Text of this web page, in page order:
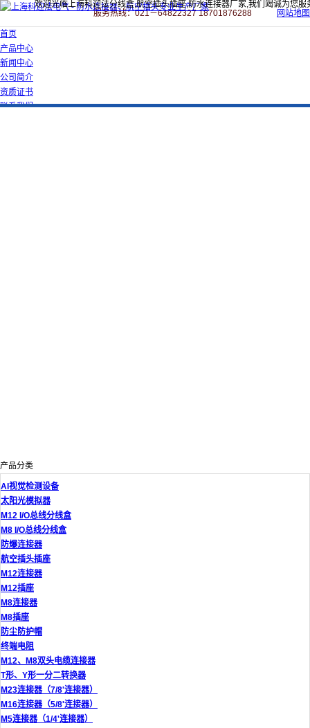
欢迎光临上海科迎法分线盒,航空插头插座,防水连接器厂家,我们竭诚为您服
服务热线：021－64822327 18701876288
网站地图
首页
产品中心
新闻中心
公司简介
资质证书
联系我们
产品分类
AI视觉检测设备
太阳光模拟器
M12 I/O总线分线盒
M8 I/O总线分线盒
防爆连接器
航空插头插座
M12连接器
M12插座
M8连接器
M8插座
防尘防护帽
终端电阻
M12、M8双头电缆连接器
T形、Y形一分二转换器
M23连接器（7/8'连接器）
M16连接器（5/8'连接器）
M5连接器（1/4'连接器）